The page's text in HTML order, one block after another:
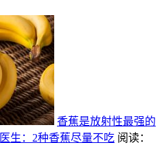
香蕉是放射性最强的
生：2种香蕉尽量不吃 阅读：